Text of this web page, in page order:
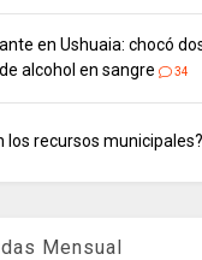
en Ushuaia: chocó
alcohol en sangre
34
los recursos
Mensual